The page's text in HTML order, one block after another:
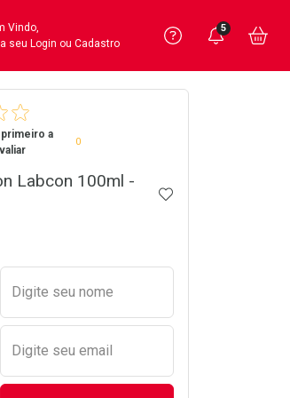
sua Conta
Vindo,
seu Login ou Cadastro
Precisa
Ver Recursos
Você
5
primeiro a
0
Labcon 100ml -
ADICIONAR AOS
Preencher nome e email
Digite seu nome
Digite seu email